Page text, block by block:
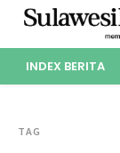
INDEX BERITA
TAG